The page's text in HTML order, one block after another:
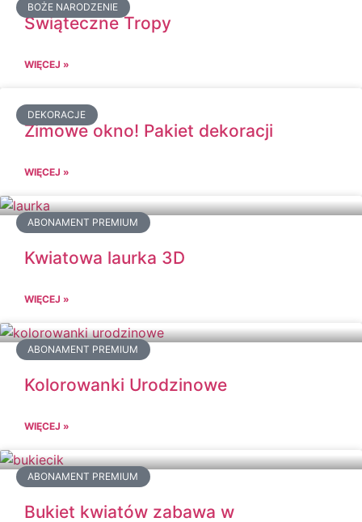
BOŻE NARODZENIE
Świąteczne Tropy
WIĘCEJ »
DEKORACJE
Zimowe okno! Pakiet dekoracji
WIĘCEJ »
ABONAMENT PREMIUM
Kwiatowa laurka 3D
WIĘCEJ »
ABONAMENT PREMIUM
Kolorowanki Urodzinowe
WIĘCEJ »
ABONAMENT PREMIUM
Bukiet kwiatów zabawa w